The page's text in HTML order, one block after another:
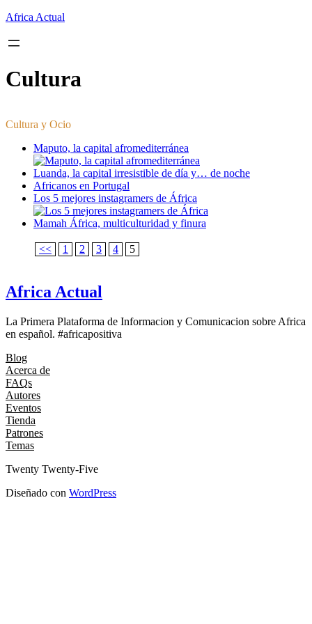
Saltar
contenido
Africa Actual
Cultura
Cultura y Ocio
Maputo, la capital afromediterránea
Luanda, la capital irresistible de día y… de noche
Africanos en Portugal
Los 5 mejores instagramers de África
Mamah África, multiculturidad y finura
<< 1 2 3 4 5
Africa Actual
La Primera Plataforma de Informacion y Comunicacion sobre Africa
en español. #africapositiva
Blog
Acerca de
FAQs
Autores
Eventos
Tienda
Patrones
Temas
Twenty Twenty-Five
Diseñado con WordPress